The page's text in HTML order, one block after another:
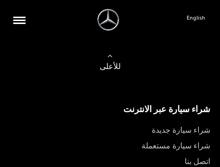
English
للأعلى
شراء سيارة عبر الانترنت
شراء سيارة جديدة
شراء سيارة مستعملة
اتصل بنا